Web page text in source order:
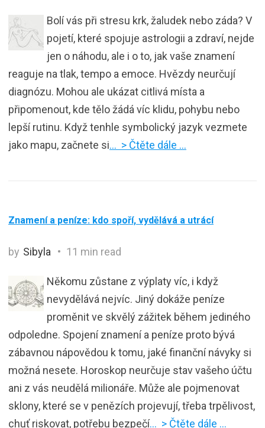
Bolí vás při stresu krk, žaludek nebo záda? V
pojetí, které spojuje astrologii a zdraví, nejde
jen o náhodu, ale i o to, jak vaše znamení
reaguje na tlak, tempo a emoce. Hvězdy neurčují
diagnózu. Mohou ale ukázat citlivá místa a
připomenout, kde tělo žádá víc klidu, pohybu nebo
lepší rutinu. Když tenhle symbolický jazyk vezmete
jako mapu, začnete si… > Čtěte dále …
Znamení a peníze: kdo spoří, vydělává a utrácí
by Sibyla 11 min read
Někomu zůstane z výplaty víc, i když
nevydělává nejvíc. Jiný dokáže peníze
proměnit ve skvělý zážitek během jediného
odpoledne. Spojení znamení a peníze proto bývá
zábavnou nápovědou k tomu, jaké finanční návyky si
možná nesete. Horoskop neurčuje stav vašeho účtu
ani z vás neudělá milionáře. Může ale pojmenovat
sklony, které se v penězích projevují, třeba trpělivost,
chuť riskovat, potřebu bezpečí… > Čtěte dále …